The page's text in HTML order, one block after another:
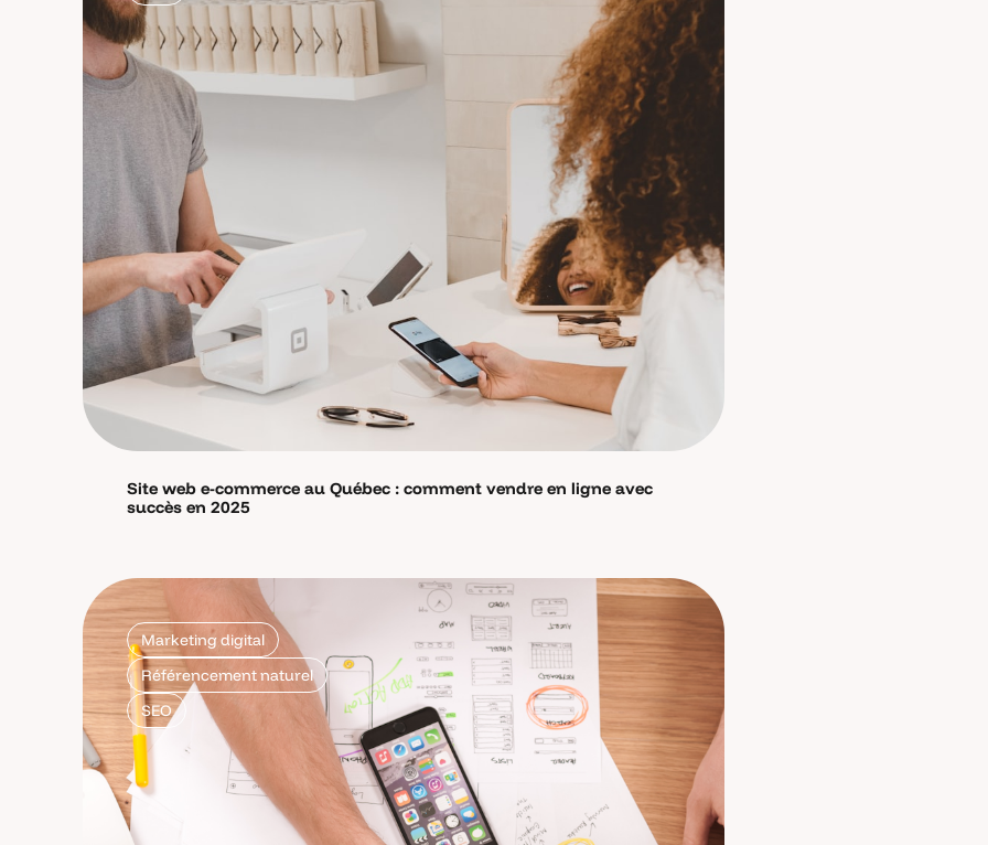
Site web e-commerce au Québec : comment vendre en ligne avec
succès en 2025
Marketing digital
Référencement naturel
SEO